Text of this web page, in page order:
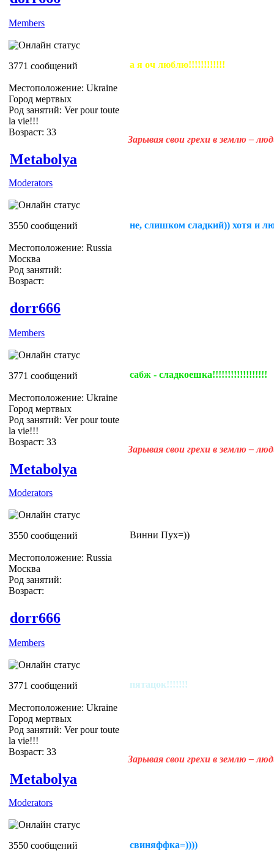
Members
3771 сообщений
Местоположение: Ukraine
Город мертвых
Род занятий: Ver pour toute
la vie!!!
Возраст: 33
а я оч люблю!!!!!!!!!!!!
Зарывая свои грехи в землю –
Metabolya
Moderators
3550 сообщений
Местоположение: Russia
Москва
Род занятий:
Возраст:
не, слишком сладкий)) хотя и
dorr666
Members
3771 сообщений
Местоположение: Ukraine
Город мертвых
Род занятий: Ver pour toute
la vie!!!
Возраст: 33
сабж - сладкоешка!!!!!!!!!!!!!!!!!!
Зарывая свои грехи в землю –
Metabolya
Moderators
3550 сообщений
Местоположение: Russia
Москва
Род занятий:
Возраст:
Винни Пух=))
dorr666
Members
3771 сообщений
Местоположение: Ukraine
Город мертвых
Род занятий: Ver pour toute
la vie!!!
Возраст: 33
пятацок!!!!!!!
Зарывая свои грехи в землю –
Metabolya
Moderators
3550 сообщений свиняффка=))))